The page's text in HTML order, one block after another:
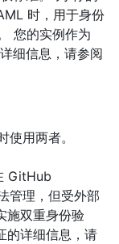
时，用于身份
您的实例作为
细信息，请参阅
用两者。
GitHub
管理，但受外部
施双重身份验
的详细信息，请